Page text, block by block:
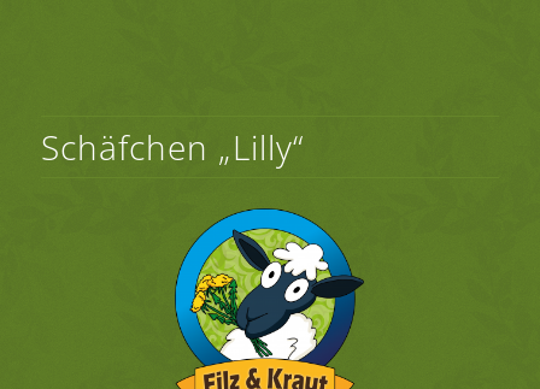
Schäfchen „Lilly“